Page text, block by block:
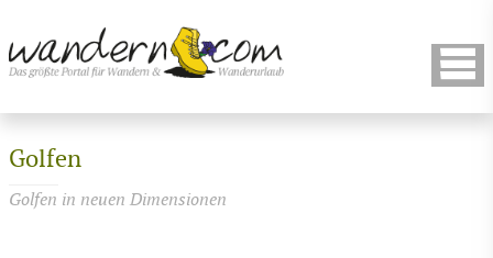
Golfen
Golfen in neuen Dimensionen